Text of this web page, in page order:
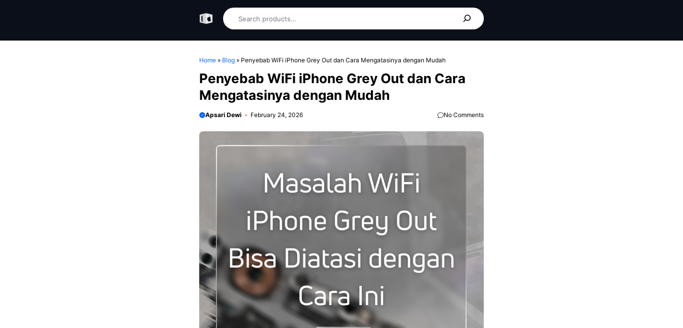
Search
Home » Blog » Penyebab WiFi iPhone Grey Out dan Cara Mengatasinya dengan Mudah
Penyebab WiFi iPhone Grey Out dan Cara
Mengatasinya dengan Mudah
Apsari Dewi February 24, 2026 No Comments